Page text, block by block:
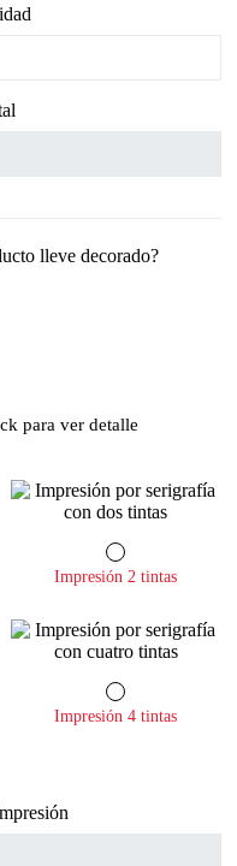
lleve decorado?
para ver detalle
Impresión 2 tintas
Impresión 4 tintas